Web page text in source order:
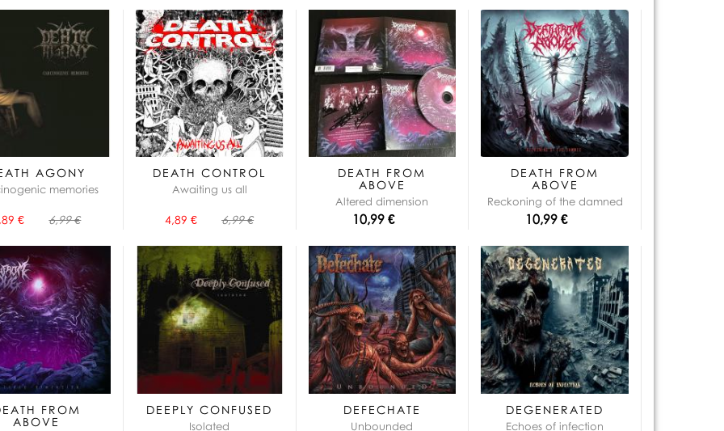
en
tant
que:
AGONY
memories
€ 6,99 €
DEATH CONTROL
Awaiting us all
4,89 € 6,99 €
DEATH FROM
ABOVE
Altered dimension
10,99 €
DEATH FROM
ABOVE
Reckoning of the damned
10,99 €
FROM
ABOVE
DEEPLY CONFUSED
Isolated
DEFECHATE
Unbounded
DEGENERATED
Echoes of infection